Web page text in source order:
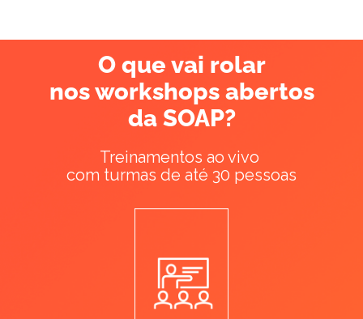
O que vai rolar
nos workshops abertos
da SOAP?
Treinamentos ao vivo
com turmas de até 30 pessoas